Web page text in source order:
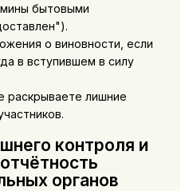
бытовыми
о виновности, если
в вступившем в силу
раскрываете лишние
контроля и
органов